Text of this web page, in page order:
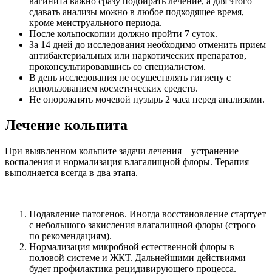
сдавать анализы можно в любое подходящее время,
кроме менструального периода.
После кольпоскопии должно пройти 7 суток.
За 14 дней до исследования необходимо отменить прием
антибактериальных или наркотических препаратов,
проконсультировавшись со специалистом.
В день исследования не осуществлять гигиену с
использованием косметических средств.
Не опорожнять мочевой пузырь 2 часа перед анализами.
Лечение кольпита
При выявленном кольпите задачи лечения – устранение
воспаления и нормализация влагалищной флоры. Терапия
выполняется всегда в два этапа.
Подавление патогенов. Иногда восстановление стартует
с небольшого закисления влагалищной флоры (строго
по рекомендациям).
Нормализация микробной естественной флоры в
половой системе и ЖКТ. Дальнейшими действиями
будет профилактика рецидивирующего процесса.